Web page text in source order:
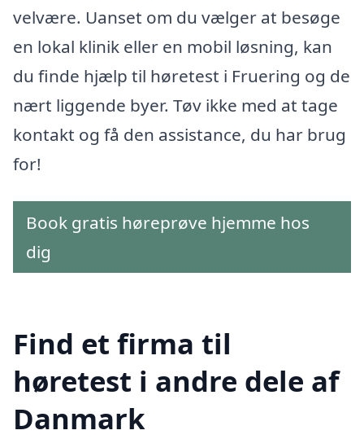
velvære. Uanset om du vælger at besøge
en lokal klinik eller en mobil løsning, kan
du finde hjælp til høretest i Fruering og de
nært liggende byer. Tøv ikke med at tage
kontakt og få den assistance, du har brug
for!
Book gratis høreprøve hjemme hos
dig
Find et firma til
høretest i andre dele af
Danmark